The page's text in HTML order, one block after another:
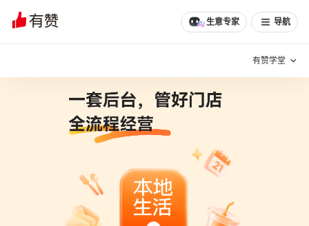
生意专家 导航
有赞学堂
增长方法
有赞专家说
新零售最佳实践